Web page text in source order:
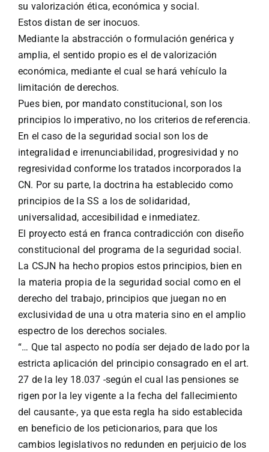
su valorización ética, económica y social.
Estos distan de ser inocuos.
Mediante la abstracción o formulación genérica y
amplia, el sentido propio es el de valorización
económica, mediante el cual se hará vehículo la
limitación de derechos.
Pues bien, por mandato constitucional, son los
principios lo imperativo, no los criterios de referencia.
En el caso de la seguridad social son los de
integralidad e irrenunciabilidad, progresividad y no
regresividad conforme los tratados incorporados la
CN. Por su parte, la doctrina ha establecido como
principios de la SS a los de solidaridad,
universalidad, accesibilidad e inmediatez.
El proyecto está en franca contradicción con diseño
constitucional del programa de la seguridad social.
La CSJN ha hecho propios estos principios, bien en
la materia propia de la seguridad social como en el
derecho del trabajo, principios que juegan no en
exclusividad de una u otra materia sino en el amplio
espectro de los derechos sociales.
“… Que tal aspecto no podí­a ser dejado de lado por la
estricta aplicación del principio consagrado en el art.
27 de la ley 18.037 -según el cual las pensiones se
rigen por la ley vigente a la fecha del fallecimiento
del causante-, ya que esta regla ha sido establecida
en beneficio de los peti­cionarios, para que los
cambios legislativos no redunden en perjuicio de los